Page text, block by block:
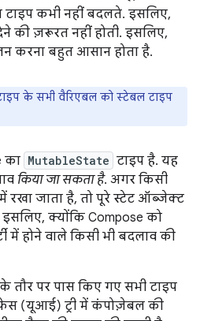
टाइप कभी नहीं बदलते. इसलिए,
की ज़रूरत नहीं होती. इसलिए,
करना बहुत आसान होता है.
के सभी वैरिएबल को स्टेबल टाइप
का MutableState टाइप है. यह
किया जा सकता है. अगर किसी
रखा जाता है, तो पूरे स्टेट ऑब्जेक्ट
इसलिए, क्योंकि Compose को
में होने वाले किसी भी बदलाव की
पर पास किए गए सभी टाइप
(यूआई) ट्री में कंपोज़ेबल की